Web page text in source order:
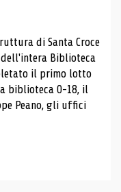
di Santa Croce
dell'intera Biblioteca
il primo lotto
biblioteca 0-18, il
Peano, gli uffici